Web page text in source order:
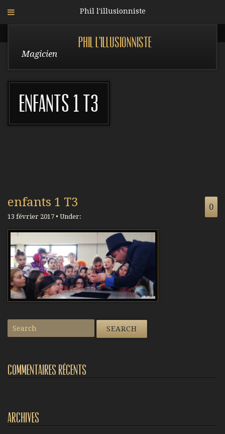
Phil l'illusionniste
Phil l'illusionniste
Magicien
enfants 1 T3
enfants 1 T3
13 février 2017 • Under:
0
Commentaires récents
Archives